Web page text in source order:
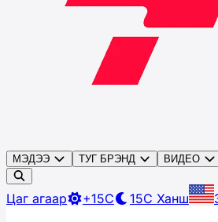
МЭДЭЭ ТУГ БРЭНД ВИДЕО
Цаг агаар +15C 15C Ханш